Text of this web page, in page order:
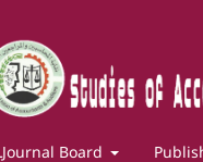
ـJournal Board